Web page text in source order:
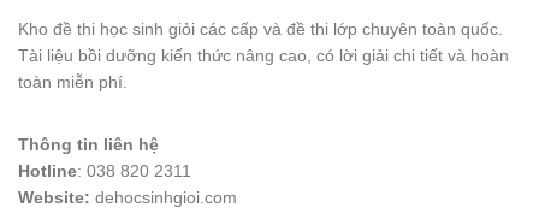
Kho đề thi học sinh giỏi các cấp và đề thi lớp chuyên toàn quốc.
Tài liệu bồi dưỡng kiến thức nâng cao, có lời giải chi tiết và hoàn
toàn miễn phí.
Thông tin liên hệ
Hotline: 038 820 2311
Website: dehocsinhgioi.com